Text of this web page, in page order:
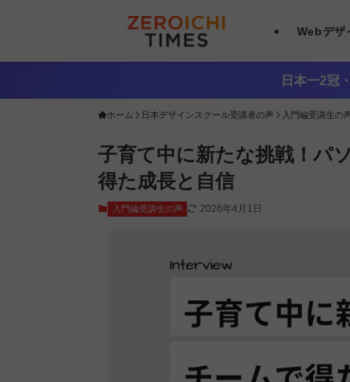
Webデザ
日本一2冠
ホーム 日本デザインスクール受講者の声 入門編受講生の
子育て中に新たな挑戦！パ
得た成長と自信
入門編受講生の声 2026年4月1日